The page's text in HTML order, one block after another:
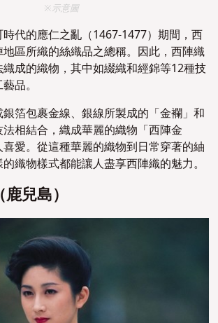
※示意圖
代的應仁之亂（1467-1477）期間，西
區所織的絲織品之總稱。因此，西陣織
成的織物，其中如綴織和經錦等12種技
品。
箔包裹金線、銀線所製成的「金襴」和
相結合，織成華麗的織物「西陣金
愛。從這種華麗的織物到日常穿著的紬
織物樣式都能讓人盡享西陣織的魅力。
兒島）